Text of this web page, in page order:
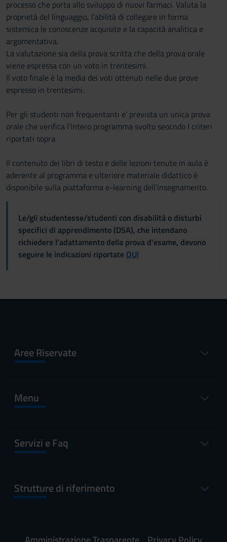
processo che porta allo sviluppo di nuovi farmaci. Valuta la
proprietà del linguaggio, l’abilità di collegare in forma
sistemica le conoscenze acquisite e la capacità analitica e
argomentativa.
La valutazione sia della prova scritta che della prova orale
viene espressa con un voto in trentesimi.
Il voto finale è la media dei voti ottenuti nelle due prove
espresso in trentesimi.
Per gli studenti non frequentanti e’ prevista un unica prova
orale che verifica l’intero programma svolto seocndo I criteri
riportati sopra.
Il contenuto dei libri di testo e delle lezioni tenute in aula è
aderente al programma e ulteriore materiale didattico è
disponibile sulla piattaforma e-learning dell’insegnamento.
Le/gli studentesse/studenti con disabilità o disturbi
specifici di apprendimento (DSA), che intendano
richiedere l'adattamento della prova d'esame, devono
seguire le indicazioni riportate QUI
Aree Riservate
Menu
Servizi e Faq
Strutture di riferimento